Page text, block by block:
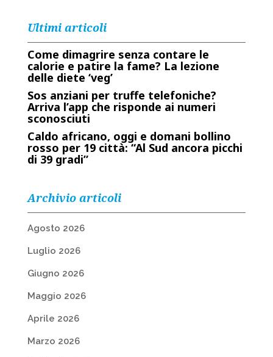
Ultimi articoli
Come dimagrire senza contare le
calorie e patire la fame? La lezione
delle diete ‘veg’
Sos anziani per truffe telefoniche?
Arriva l’app che risponde ai numeri
sconosciuti
Caldo africano, oggi e domani bollino
rosso per 19 città: “Al Sud ancora picchi
di 39 gradi”
Archivio articoli
Agosto 2026
Luglio 2026
Giugno 2026
Maggio 2026
Aprile 2026
Marzo 2026